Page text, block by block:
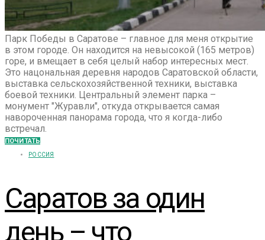
Парк Победы в Саратове – главное для меня открытие
в этом городе. Он находится на невысокой (165 метров)
горе, и вмещает в себя целый набор интересных мест.
Это нацональная деревня народов Саратовской области,
выставка сельскохозяйственной техники, выставка
боевой техники. Центральный элемент парка –
монумент "Журавли", откуда открывается самая
навороченная панорама города, что я когда-либо
встречал.
ПОЧИТАТЬ
РОССИЯ
Саратов за один
день – что